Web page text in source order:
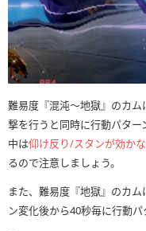
難易度『混沌〜地獄』のカ
撃を行うと同時に行動パタ
中は仰け反り/スタンが効か
るので注意しましょう。
また、難易度『地獄』のカ
ン変化後から40秒毎に行動パ